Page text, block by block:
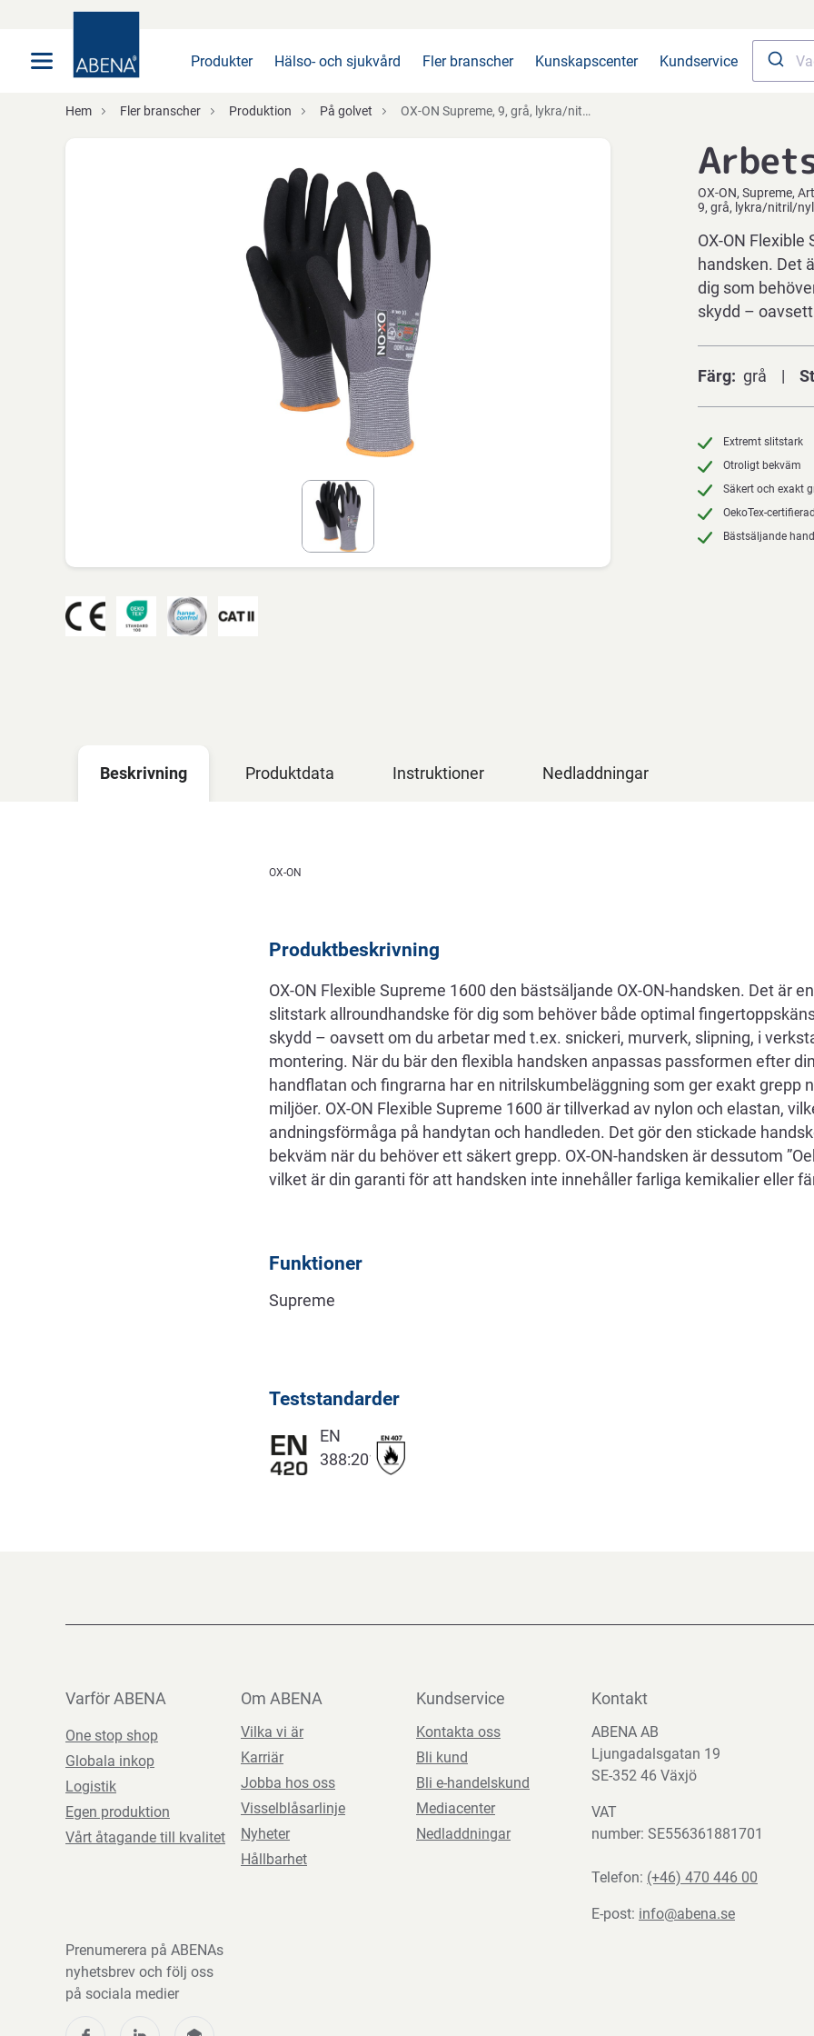
Produkter Hälso- och sjukvård Fler branscher Kunskapscenter Kundservice
Hem Fler branscher Produktion På golvet OX-ON Supreme, 9, grå, lykra/nitril/nylon/spandex
OX-ON Supreme
9, grå, lykra/nitril/
OX-ON Flexible
handsken. Det
dig som
skydd –
Färg grå
Extremt slitstark
Otroligt bekväm
Säkert och exakt
OekoTex-certifierad
Bästsäljande
Beskrivning Produktdata Instruktioner Nedladdningar
Beskrivning
OX-ON
Produktbeskrivning
OX-ON Flexible Supreme 1600 den bästsäljande OX-ON-handsken. Det är
slitstark allroundhandske för dig som behöver både optimal
skydd – oavsett om du arbetar med t.ex. snickeri, murverk, slipning, i
montering. När du bär den flexibla handsken anpassas passformen efter
handflatan och fingrarna har en nitrilskumbeläggning som ger exakt grepp
miljöer. OX-ON Flexible Supreme 1600 är tillverkad av nylon och elastan,
andningsförmåga på handytan och handleden. Det gör den stickade
bekväm när du behöver ett säkert grepp. OX-ON-handsken är dessutom
vilket är din garanti för att handsken inte innehåller farliga kemikalier eller
Funktioner
Supreme
Teststandarder
EN
388:2016
Varför ABENA
One stop shop
Globala inkop
Logistik
Egen produktion
Vårt åtagande till kvalitet
Om ABENA
Vilka vi är
Karriär
Jobba hos oss
Visselblåsarlinje
Nyheter
Hållbarhet
Kundservice
Kontakta oss
Bli kund
Bli e-handelskund
Mediacenter
Nedladdningar
Kontakt
ABENA AB
Ljungadalsgatan 19
SE-352 46 Växjö
VAT
number: SE556361881701
Telefon: (+46) 470 446 00
E-post: info@abena.se
Prenumerera på ABENAs
nyhetsbrev och följ oss
på sociala medier